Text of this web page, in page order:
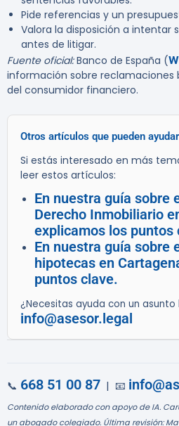
Pide referencias y un
Valora la disposición a intentar
antes de litigar.
Fuente oficial:Banco de España (
información sobre reclamaciones
del consumidor financiero.
Otros artículos que pueden
Si estás interesado en más
leer estos artículos:
En nuestra guía sobre
Derecho Inmobiliario
explicamos los puntos
En nuestra guía sobre
hipotecas en
puntos clave.
¿Necesitas ayuda con un
info@asesor.legal
📞 668 51 00 87 | 📧
Contenido elaborado con apoyo de IA.
un abogado colegiado. Última revisión: